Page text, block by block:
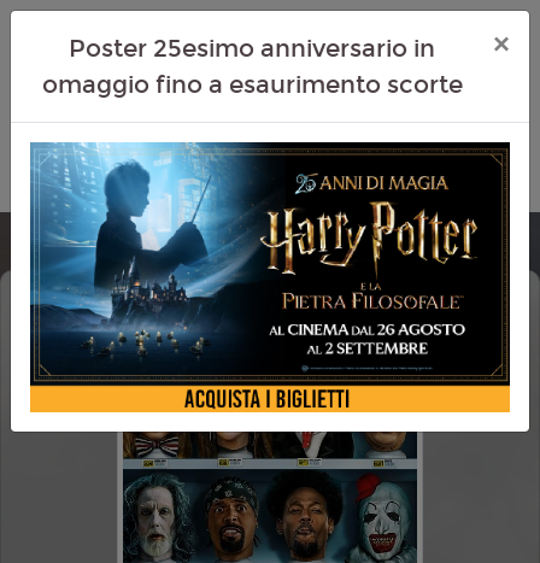
SCARY MOVIE 6
Poster 25esimo anniversario in
omaggio fino a esaurimento scorte
×